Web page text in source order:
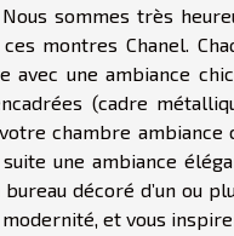
Nous sommes très
montres Chanel.
avec une ambiance
(cadre
chambre ambiance
une ambiance
bureau décoré d’un ou
et vous